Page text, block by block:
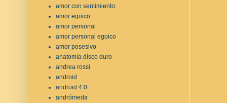
amor con sentimiento.
amor egoico
amor personal
amor personal egoico
amor posesivo
anatomía disco duro
andrea rossi
android
android 4.0
andrómeda